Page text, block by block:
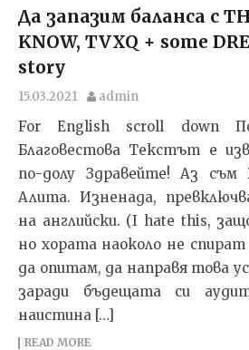
Да запазим баланса с
KNOW, TVXQ + some
story
15.03.2021 admin
For English scroll down
Благовестова Текстът e
по-долу Здравейте! Аз съм
Алита. Изненада,
на английски. (I hate this,
но хората наоколо не
да опитам, да направя това
заради бъдещата си
наистина […]
READ MORE